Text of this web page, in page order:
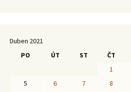
Duben 2021
PO
ÚT ST ČT
1
5
6 7 8